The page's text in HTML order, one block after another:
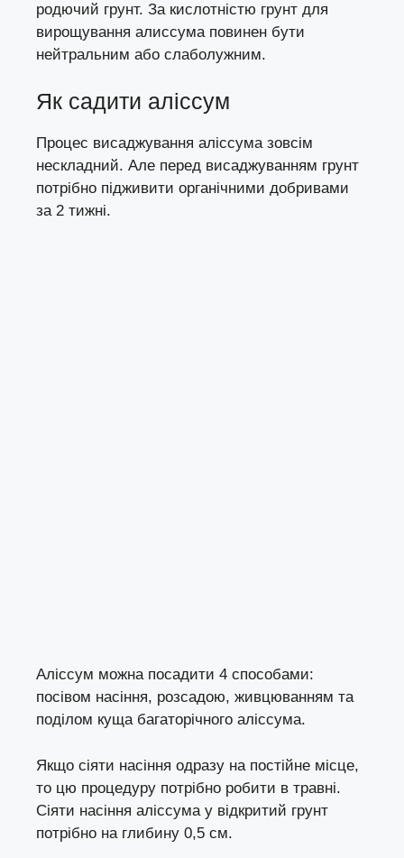
родючий грунт. За кислотністю грунт для
вирощування алиссума повинен бути
нейтральним або слаболужним.
Як садити аліссум
Процес висаджування аліссума зовсім
нескладний. Але перед висаджуванням грунт
потрібно підживити органічними добривами
за 2 тижні.
Аліссум можна посадити 4 способами:
посівом насіння, розсадою, живцюванням та
поділом куща багаторічного аліссума.
Якщо сіяти насіння одразу на постійне місце,
то цю процедуру потрібно робити в травні.
Сіяти насіння аліссума у відкритий грунт
потрібно на глибину 0,5 см.